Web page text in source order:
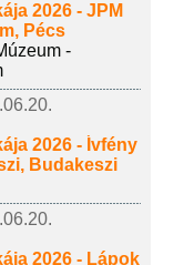
2026 - JPM
Pécs
-
2026 - Ívfény
Budakeszi
2026 - Lápok